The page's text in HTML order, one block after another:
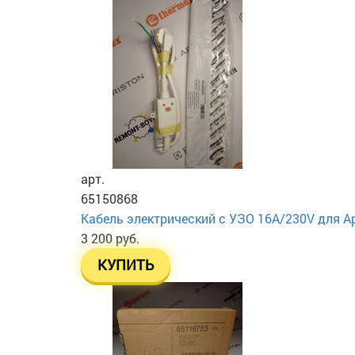
арт.
65150868
Кабель электрический с УЗО 16А/230V для
3 200 руб.
КУПИТЬ